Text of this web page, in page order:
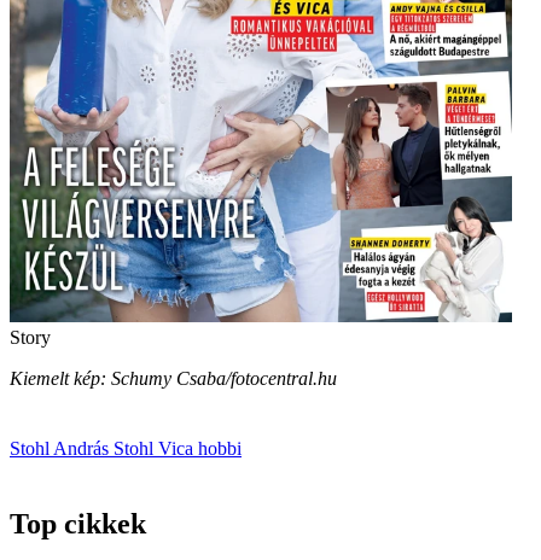
Story
Kiemelt kép: Schumy Csaba/fotocentral.hu
Stohl András Stohl Vica hobbi
Top cikkek